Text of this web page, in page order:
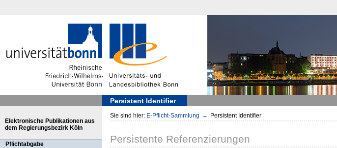
Persistent Identifier
Elektronische Publikationen aus
dem Regierungsbezirk Köln
Pflichtabgabe
Sie sind hier: E-Pflicht-Sammlung → Persistent Identifier
Persistente Referenzierungen